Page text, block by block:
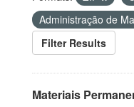
Administração de
Filter Results
Materiais